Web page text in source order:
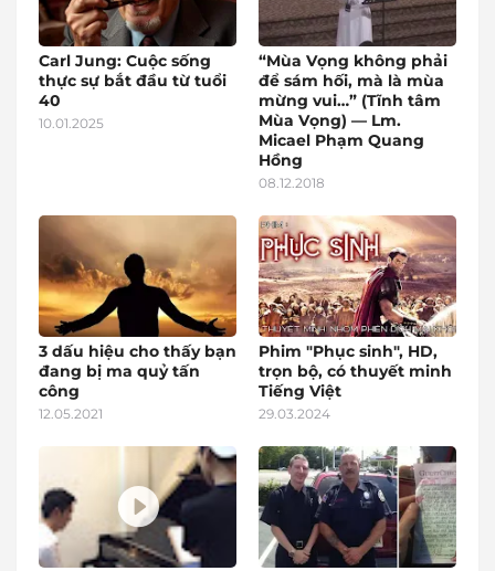
Carl Jung: Cuộc sống
thực sự bắt đầu từ tuổi
40
10.01.2025
“Mùa Vọng không phải
để sám hối, mà là mùa
mừng vui…” (Tĩnh tâm
Mùa Vọng) — Lm.
Micael Phạm Quang
Hồng
08.12.2018
3 dấu hiệu cho thấy bạn
đang bị ma quỷ tấn
công
12.05.2021
Phim "Phục sinh", HD,
trọn bộ, có thuyết minh
Tiếng Việt
29.03.2024